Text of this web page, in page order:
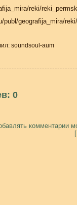
reki/
publ/geografija_mira/
: soundsoul-aum
: 0
комментарии
[